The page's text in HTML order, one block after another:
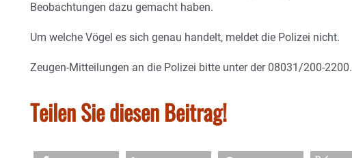
Beobachtungen dazu gemacht haben.
Um welche Vögel es sich genau handelt, meldet die Polizei nicht.
Zeugen-Mitteilungen an die Polizei bitte unter der 08031/200-2200.
Teilen Sie diesen Beitrag!